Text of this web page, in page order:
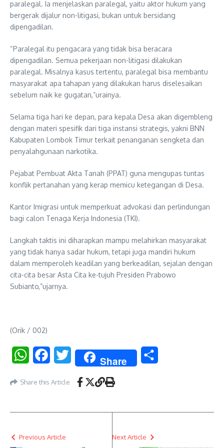
paralegal. Ia menjelaskan paralegal, yaitu aktor hukum yang
bergerak dijalur non-litigasi, bukan untuk bersidang
dipengadilan.
“Paralegal itu pengacara yang tidak bisa beracara
dipengadilan. Semua pekerjaan non-litigasi dilakukan
paralegal. Misalnya kasus tertentu, paralegal bisa membantu
masyarakat apa tahapan yang dilakukan harus diselesaikan
sebelum naik ke gugatan,”urainya.
Selama tiga hari ke depan, para kepala Desa akan digembleng
dengan materi spesifik dari tiga instansi strategis, yakni BNN
Kabupaten Lombok Timur terkait penanganan sengketa dan
penyalahgunaan narkotika.
Pejabat Pembuat Akta Tanah (PPAT) guna mengupas tuntas
konflik pertanahan yang kerap memicu ketegangan di Desa.
Kantor Imigrasi untuk memperkuat advokasi dan perlindungan
bagi calon Tenaga Kerja Indonesia (TKI).
Langkah taktis ini diharapkan mampu melahirkan masyarakat
yang tidak hanya sadar hukum, tetapi juga mandiri hukum
dalam memperoleh keadilan yang berkeadilan, sejalan dengan
cita-cita besar Asta Cita ke-tujuh Presiden Prabowo
Subianto,”ujarnya.
(Orik / 002)
WhatsAppFacebookTwitter Share
Share this Article
Previous Article Next Article